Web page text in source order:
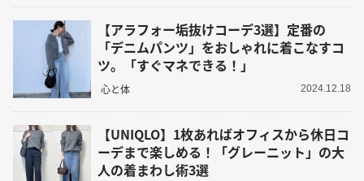
【アラフォー垢抜けコーデ3選】定番の
「デニムパンツ」をおしゃれに着こなすコ
ツ。「すぐマネできる！」
心と体 2024.12.18
【UNIQLO】1枚あればオフィスから休日コ
ーデまで楽しめる！「グレーニット」の大
人の着まわし術3選